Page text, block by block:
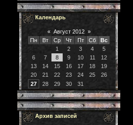
Календарь
« Август 2012 »
Пн
Вт Ср Чт Пт Сб
Вс
1
2 3 4
5
6
7 8 9 10 11
12
13
14 15 16 17 18
19
20
21 22 23 24 25
26
27
28 29 30 31
Архив записей